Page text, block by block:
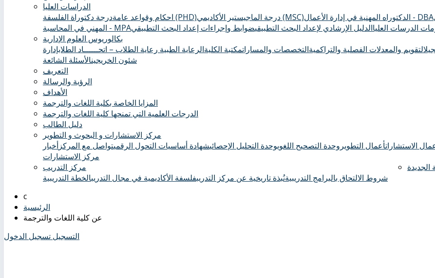
الدراسات العليا
احكام وقواعد عامة درجة دكتوراة الفلسفة (PHD) درجة الماجيستير الأكاديمي (MSC) الدكتوراه المهنية في إدارة الأعمال - DBA
المهني في المحاسبة - MPA
الدرسات العلياالدليل الإرشادي لإعداد البحث التطبيقيضوابط وإجراءات إعداد البحث التطبيقي
بكالوريوس العلوم الإدارية
التقويم والمعدلات الفصلية والتراكميةالتخصصات والمساراتمكتبة الكليةالرعاية الطبية ‏ رعاية الطلاب – اتحــــــاد الطلابإدارة
شئون الخريجينالأسئلة الشائعة
التعريف
الرؤية والرسالة
الأهداف
المزايا الخاصة بكلية اللغات والترجمة
الدرجات العلمية التي تمنحها كلية اللغات والترجمة
دليل الطالب
مركز الاستشارات و البحوث و التطوير
الاستشاراتأعمال التطوير وحدة التصحيح اللغويوحدة التحليل الإحصائيشهادة أساسيات التحول الرقميتواصل مع المركزأخبار
مركز الاستشارات
مركز التدريب
شروط الالتحاق بالبرامج التدريبيةنُبذة تاريخية عن مركز التدريبفلسفة الأكاديمية في مجال التدريبالخطة التدريبية
الجديدة
الرئيسية
عن كلية اللغات والترجمة
التسجيل تسجيل الدخول